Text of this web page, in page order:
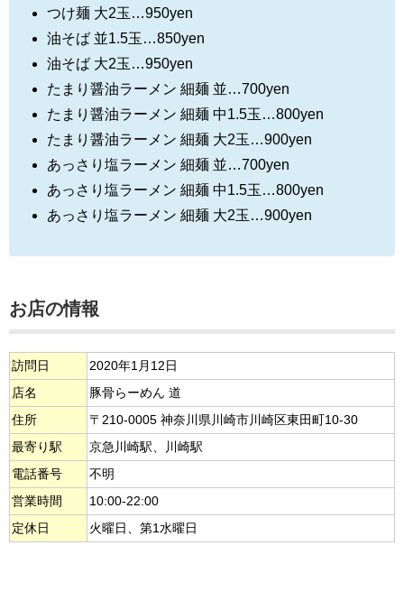
つけ麺 大2玉…950yen
油そば 並1.5玉…850yen
油そば 大2玉…950yen
たまり醤油ラーメン 細麺 並…700yen
たまり醤油ラーメン 細麺 中1.5玉…800yen
たまり醤油ラーメン 細麺 大2玉…900yen
あっさり塩ラーメン 細麺 並…700yen
あっさり塩ラーメン 細麺 中1.5玉…800yen
あっさり塩ラーメン 細麺 大2玉…900yen
お店の情報
訪問日
2020年1月12日
店名
豚骨らーめん 道
住所
〒210-0005 神奈川県川崎市川崎区東田町10-30
最寄り駅
京急川崎駅、川崎駅
電話番号
不明
営業時間
10:00-22:00
定休日
火曜日、第1水曜日